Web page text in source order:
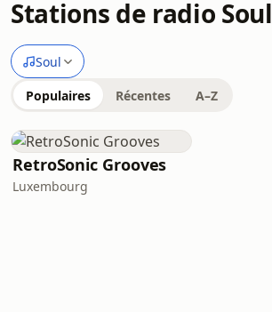
Stations de radio Soul
Soul
Populaires Récentes A–Z
RetroSonic Grooves
Luxembourg